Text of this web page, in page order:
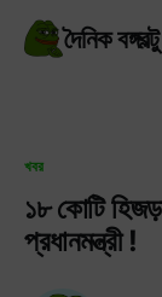
দৈনিক বঙ্গবল্টু
খবর
১৮ কোটি
প্রধানমন্ত্রী !